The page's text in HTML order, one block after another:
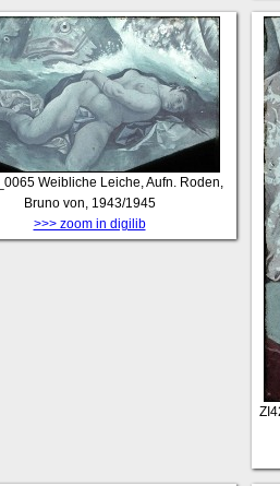
Weibliche Leiche, Aufn. Roden,
Bruno von, 1943/1945
>>> zoom in digilib